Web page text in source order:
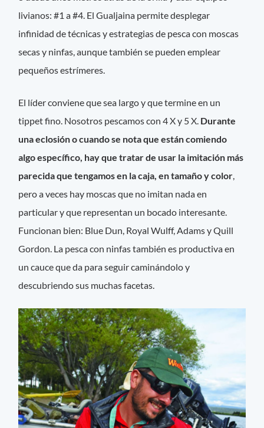
livianos: #1 a #4. El Gualjaina permite desplegar
infinidad de técnicas y estrategias de pesca con moscas
secas y ninfas, aunque también se pueden emplear
pequeños estrímeres.
El líder conviene que sea largo y que termine en un
tippet fino. Nosotros pescamos con 4 X y 5 X. Durante
una eclosión o cuando se nota que están comiendo
algo específico, hay que tratar de usar la imitación más
parecida que tengamos en la caja, en tamaño y color,
pero a veces hay moscas que no imitan nada en
particular y que representan un bocado interesante.
Funcionan bien: Blue Dun, Royal Wulff, Adams y Quill
Gordon. La pesca con ninfas también es productiva en
un cauce que da para seguir caminándolo y
descubriendo sus muchas facetas.